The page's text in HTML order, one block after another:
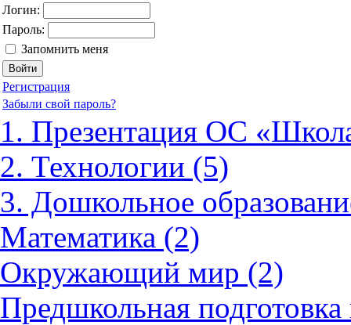
Логин:
Пароль:
Запомнить меня
Регистрация
Забыли свой пароль?
1. Презентация ОС
2. Технологии (5)
3. Дошкольное
Математика (2)
Окружающий мир (2)
Предшкольная